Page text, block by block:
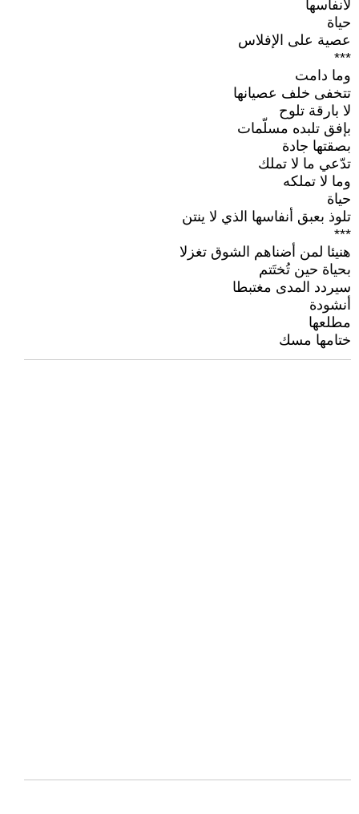
لأنفاسها
حياة
عصية على الإفلاس
***
وما دامت
تتخفى خلف عصيانها
لا بارقة تلوح
بإفق تلبده مسلّمات
بصقتها جادة
تدّعي ما لا تملك
وما لا تملكه
حياة
تلوذ بعبق أنفاسها الذي لا ينتن
***
هنيئا لمن أضناهم الشوق تغزلا
بحياة حين تُختَتم
سيردد المدى مغتبطا
أنشودة
مطلعها
ختامها مسك